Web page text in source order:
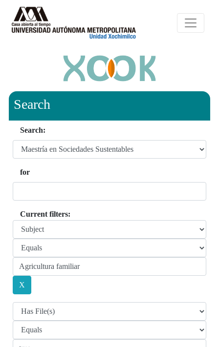
Search
Search:
for
Current filters: